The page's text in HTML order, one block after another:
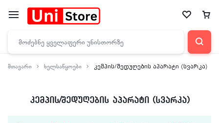
მთავარი ხელსაწყოები კემპის/შედუღების აპარატი (სვარკა)
კემპის/შედუღების აპარატი (სვარკა)